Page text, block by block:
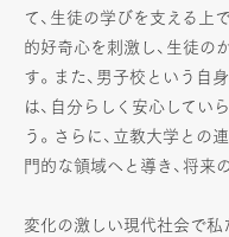
て、生徒の学びを支える上
的好奇心を刺激し、生徒の
す。また、男子校という自
は、自分らしく安心してい
う。さらに、立教大学との
門的な領域へと導き、将来
変化の激しい現代社会で